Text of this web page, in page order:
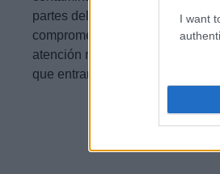
I want
partes del cuerpo y a
comprometido, estas
atención médica. Por tanto, la
que entran en contacto directo